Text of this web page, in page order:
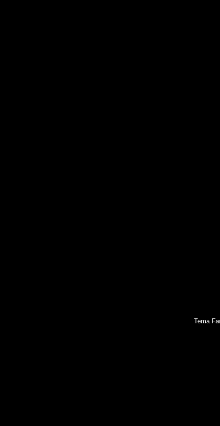
Tema